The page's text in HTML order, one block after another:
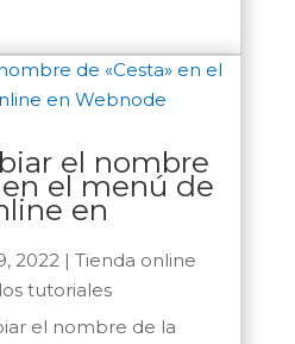
el nombre
en el menú de
en
2022| Tienda online
tutoriales
el nombre de la